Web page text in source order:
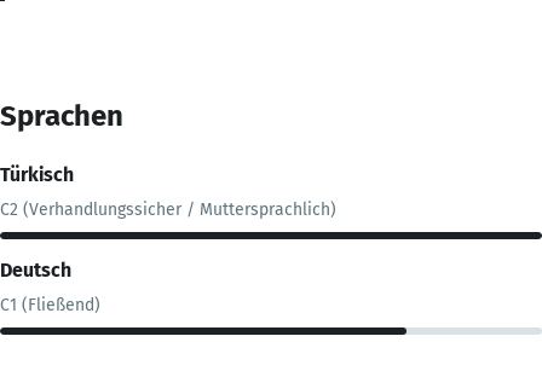
Sprachen
Türkisch
C2 (Verhandlungssicher / Muttersprachlich)
Deutsch
C1 (Fließend)